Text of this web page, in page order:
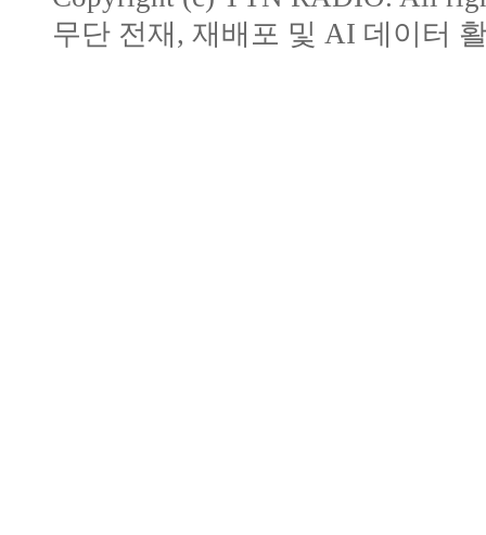
무단 전재, 재배포 및 AI 데이터